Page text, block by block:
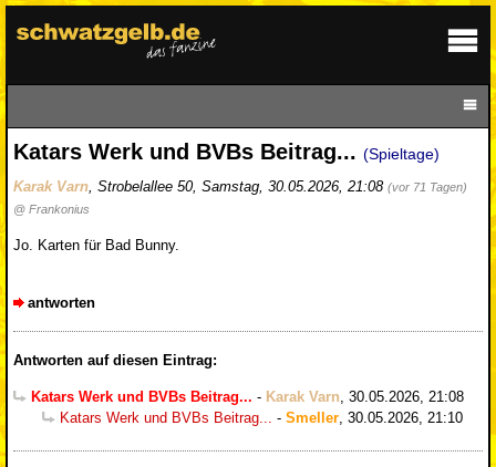
Katars Werk und BVBs Beitrag... (Spieltage)
Karak Varn, Strobelallee 50, Samstag, 30.05.2026, 21:08 (vor 71 Tagen)
@ Frankonius
Jo. Karten für Bad Bunny.
antworten
Antworten auf diesen Eintrag:
Katars Werk und BVBs Beitrag... - Karak Varn, 30.05.2026, 21:08
Katars Werk und BVBs Beitrag... - Smeller, 30.05.2026, 21:10